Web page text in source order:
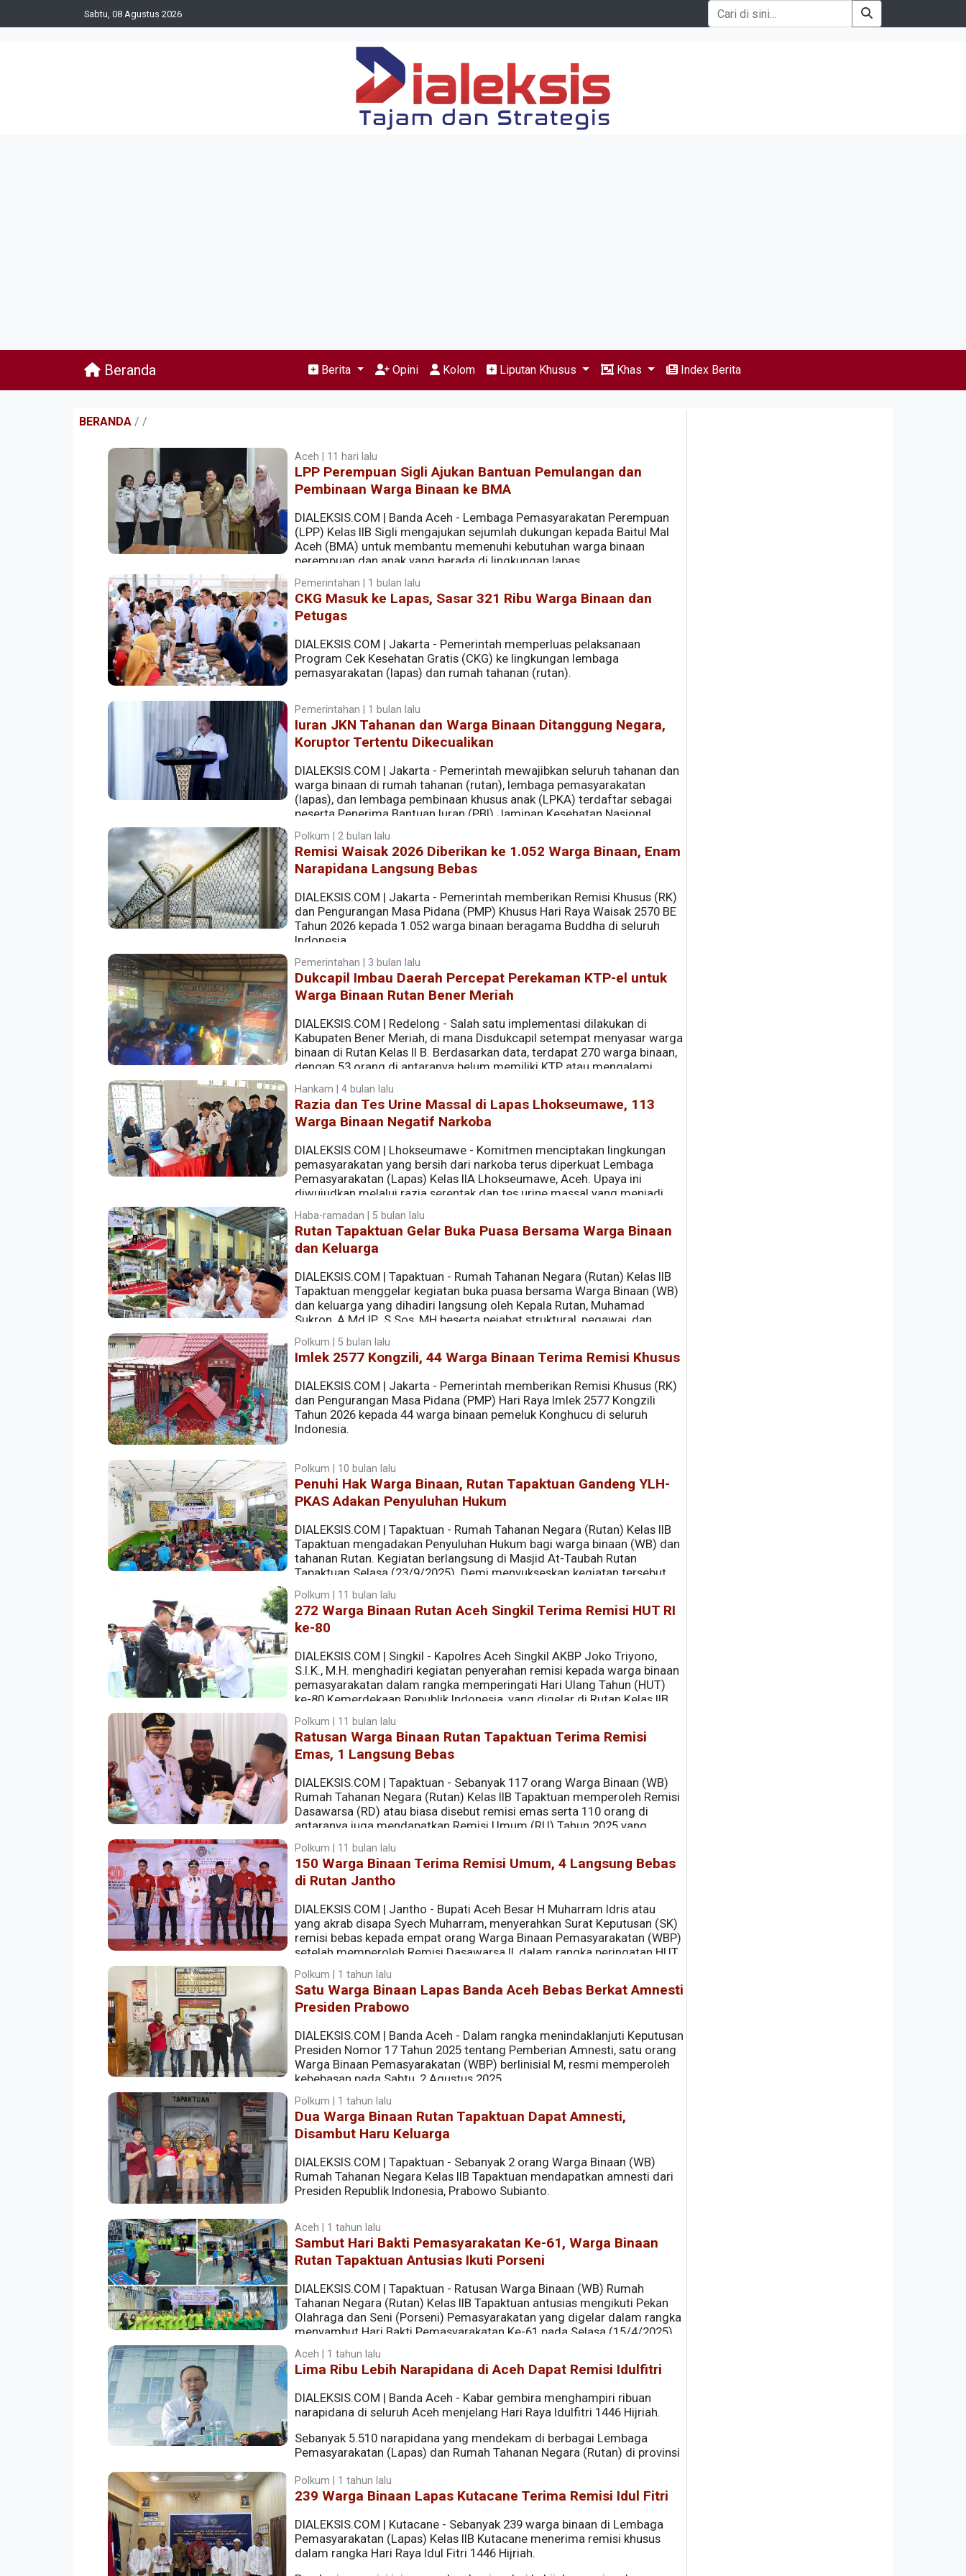
Sabtu, 08 Agustus 2026
Beranda Berita Opini Kolom Liputan Khusus Khas Index Berita
BERANDA / /
Aceh | 11 hari lalu
LPP Perempuan Sigli Ajukan Bantuan Pemulangan dan
Pembinaan Warga Binaan ke BMA
DIALEKSIS.COM | Banda Aceh - Lembaga Pemasyarakatan Perempuan
(LPP) Kelas IIB Sigli mengajukan sejumlah dukungan kepada Baitul Mal
Aceh (BMA) untuk membantu memenuhi kebutuhan warga binaan
perempuan dan anak yang berada di lingkungan lapas.
Pemerintahan | 1 bulan lalu
CKG Masuk ke Lapas, Sasar 321 Ribu Warga Binaan dan
Petugas
DIALEKSIS.COM | Jakarta - Pemerintah memperluas pelaksanaan
Program Cek Kesehatan Gratis (CKG) ke lingkungan lembaga
pemasyarakatan (lapas) dan rumah tahanan (rutan).
Pemerintahan | 1 bulan lalu
Iuran JKN Tahanan dan Warga Binaan Ditanggung Negara,
Koruptor Tertentu Dikecualikan
DIALEKSIS.COM | Jakarta - Pemerintah mewajibkan seluruh tahanan dan
warga binaan di rumah tahanan (rutan), lembaga pemasyarakatan
(lapas), dan lembaga pembinaan khusus anak (LPKA) terdaftar sebagai
peserta Penerima Bantuan Iuran (PBI) Jaminan Kesehatan Nasional
(JKN).
Polkum | 2 bulan lalu
Remisi Waisak 2026 Diberikan ke 1.052 Warga Binaan, Enam
Narapidana Langsung Bebas
DIALEKSIS.COM | Jakarta - Pemerintah memberikan Remisi Khusus (RK)
dan Pengurangan Masa Pidana (PMP) Khusus Hari Raya Waisak 2570 BE
Tahun 2026 kepada 1.052 warga binaan beragama Buddha di seluruh
Indonesia.
Pemerintahan | 3 bulan lalu
Dukcapil Imbau Daerah Percepat Perekaman KTP-el untuk
Warga Binaan Rutan Bener Meriah
DIALEKSIS.COM | Redelong - Salah satu implementasi dilakukan di
Kabupaten Bener Meriah, di mana Disdukcapil setempat menyasar warga
binaan di Rutan Kelas II B. Berdasarkan data, terdapat 270 warga binaan,
dengan 53 orang di antaranya belum memiliki KTP atau mengalami
kehilangan dokumen.
Hankam | 4 bulan lalu
Razia dan Tes Urine Massal di Lapas Lhokseumawe, 113
Warga Binaan Negatif Narkoba
DIALEKSIS.COM | Lhokseumawe - Komitmen menciptakan lingkungan
pemasyarakatan yang bersih dari narkoba terus diperkuat Lembaga
Pemasyarakatan (Lapas) Kelas IIA Lhokseumawe, Aceh. Upaya ini
diwujudkan melalui razia serentak dan tes urine massal yang menjadi
bagian dari rangkaian peringatan Hari Bakti Pemasyarakatan (HBP) ke-62.
Haba-ramadan | 5 bulan lalu
Rutan Tapaktuan Gelar Buka Puasa Bersama Warga Binaan
dan Keluarga
DIALEKSIS.COM | Tapaktuan - Rumah Tahanan Negara (Rutan) Kelas IIB
Tapaktuan menggelar kegiatan buka puasa bersama Warga Binaan (WB)
dan keluarga yang dihadiri langsung oleh Kepala Rutan, Muhamad
Sukron, A.Md.IP., S.Sos.,MH beserta pejabat struktural, pegawai, dan
peserta magang nasional. Selasa (3/3/2026).
Polkum | 5 bulan lalu
Imlek 2577 Kongzili, 44 Warga Binaan Terima Remisi Khusus
DIALEKSIS.COM | Jakarta - Pemerintah memberikan Remisi Khusus (RK)
dan Pengurangan Masa Pidana (PMP) Hari Raya Imlek 2577 Kongzili
Tahun 2026 kepada 44 warga binaan pemeluk Konghucu di seluruh
Indonesia.
Polkum | 10 bulan lalu
Penuhi Hak Warga Binaan, Rutan Tapaktuan Gandeng YLH-
PKAS Adakan Penyuluhan Hukum
DIALEKSIS.COM | Tapaktuan - Rumah Tahanan Negara (Rutan) Kelas IIB
Tapaktuan mengadakan Penyuluhan Hukum bagi warga binaan (WB) dan
tahanan Rutan. Kegiatan berlangsung di Masjid At-Taubah Rutan
Tapaktuan Selasa (23/9/2025). Demi menyukseskan kegiatan tersebut,
Rutan Tapaktuan menggandeng Yayasan Lembaga Hukum Pedang Keadilan Aceh Selatan (YLH-PKAS) untuk
memberikan pemahaman terkait dengan seluk beluk masalah hukum yang sedang mereka hadapi.
Polkum | 11 bulan lalu
272 Warga Binaan Rutan Aceh Singkil Terima Remisi HUT RI
ke-80
DIALEKSIS.COM | Singkil - Kapolres Aceh Singkil AKBP Joko Triyono,
S.I.K., M.H. menghadiri kegiatan penyerahan remisi kepada warga binaan
pemasyarakatan dalam rangka memperingati Hari Ulang Tahun (HUT)
ke-80 Kemerdekaan Republik Indonesia, yang digelar di Rutan Kelas IIB
Aceh Singkil, Minggu (17/8/2025).
Polkum | 11 bulan lalu
Ratusan Warga Binaan Rutan Tapaktuan Terima Remisi
Emas, 1 Langsung Bebas
DIALEKSIS.COM | Tapaktuan - Sebanyak 117 orang Warga Binaan (WB)
Rumah Tahanan Negara (Rutan) Kelas IIB Tapaktuan memperoleh Remisi
Dasawarsa (RD) atau biasa disebut remisi emas serta 110 orang di
antaranya juga mendapatkan Remisi Umum (RU) Tahun 2025 yang
diberikan di Hari Ulang Tahun (HUT) Kemerdekaan Republik Indonesia ke-80 pada Minggu (17/8/2025).
Polkum | 11 bulan lalu
150 Warga Binaan Terima Remisi Umum, 4 Langsung Bebas
di Rutan Jantho
DIALEKSIS.COM | Jantho - Bupati Aceh Besar H Muharram Idris atau
yang akrab disapa Syech Muharram, menyerahkan Surat Keputusan (SK)
remisi bebas kepada empat orang Warga Binaan Pemasyarakatan (WBP)
setelah memperoleh Remisi Dasawarsa II, dalam rangka peringatan HUT
ke-80 Kemerdekaan Republik Indonesia, di Rutan Kelas II B Jantho, Aceh Besar, Minggu (17/8/2025).
Polkum | 1 tahun lalu
Satu Warga Binaan Lapas Banda Aceh Bebas Berkat Amnesti
Presiden Prabowo
DIALEKSIS.COM | Banda Aceh - Dalam rangka menindaklanjuti Keputusan
Presiden Nomor 17 Tahun 2025 tentang Pemberian Amnesti, satu orang
Warga Binaan Pemasyarakatan (WBP) berIinisial M, resmi memperoleh
kebebasan pada Sabtu, 2 Agustus 2025.
Polkum | 1 tahun lalu
Dua Warga Binaan Rutan Tapaktuan Dapat Amnesti,
Disambut Haru Keluarga
DIALEKSIS.COM | Tapaktuan - Sebanyak 2 orang Warga Binaan (WB)
Rumah Tahanan Negara Kelas IIB Tapaktuan mendapatkan amnesti dari
Presiden Republik Indonesia, Prabowo Subianto.
Aceh | 1 tahun lalu
Sambut Hari Bakti Pemasyarakatan Ke-61, Warga Binaan
Rutan Tapaktuan Antusias Ikuti Porseni
DIALEKSIS.COM | Tapaktuan - Ratusan Warga Binaan (WB) Rumah
Tahanan Negara (Rutan) Kelas IIB Tapaktuan antusias mengikuti Pekan
Olahraga dan Seni (Porseni) Pemasyarakatan yang digelar dalam rangka
menyambut Hari Bakti Pemasyarakatan Ke-61 pada Selasa (15/4/2025).
Aceh | 1 tahun lalu
Lima Ribu Lebih Narapidana di Aceh Dapat Remisi Idulfitri
DIALEKSIS.COM | Banda Aceh - Kabar gembira menghampiri ribuan
narapidana di seluruh Aceh menjelang Hari Raya Idulfitri 1446 Hijriah.
Sebanyak 5.510 narapidana yang mendekam di berbagai Lembaga
Pemasyarakatan (Lapas) dan Rumah Tahanan Negara (Rutan) di provinsi
Polkum | 1 tahun lalu
239 Warga Binaan Lapas Kutacane Terima Remisi Idul Fitri
DIALEKSIS.COM | Kutacane - Sebanyak 239 warga binaan di Lembaga
Pemasyarakatan (Lapas) Kelas IIB Kutacane menerima remisi khusus
dalam rangka Hari Raya Idul Fitri 1446 Hijriah.